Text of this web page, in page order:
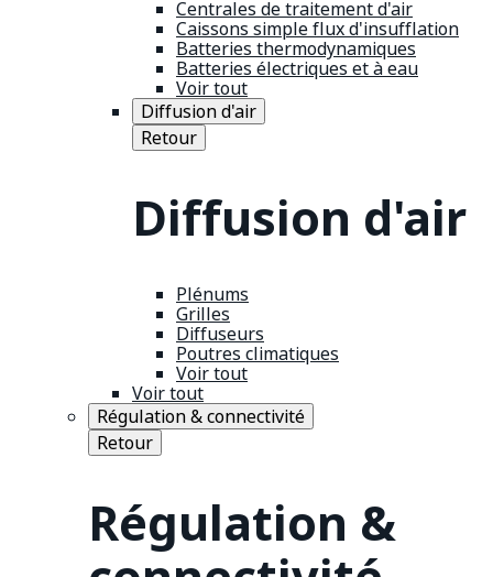
Centrales de traitement d'air
Caissons simple flux d'insufflation
Batteries thermodynamiques
Batteries électriques et à eau
Voir tout
Diffusion d'air
Retour
Diffusion d'air
Plénums
Grilles
Diffuseurs
Poutres climatiques
Voir tout
Voir tout
Régulation & connectivité
Retour
Régulation &